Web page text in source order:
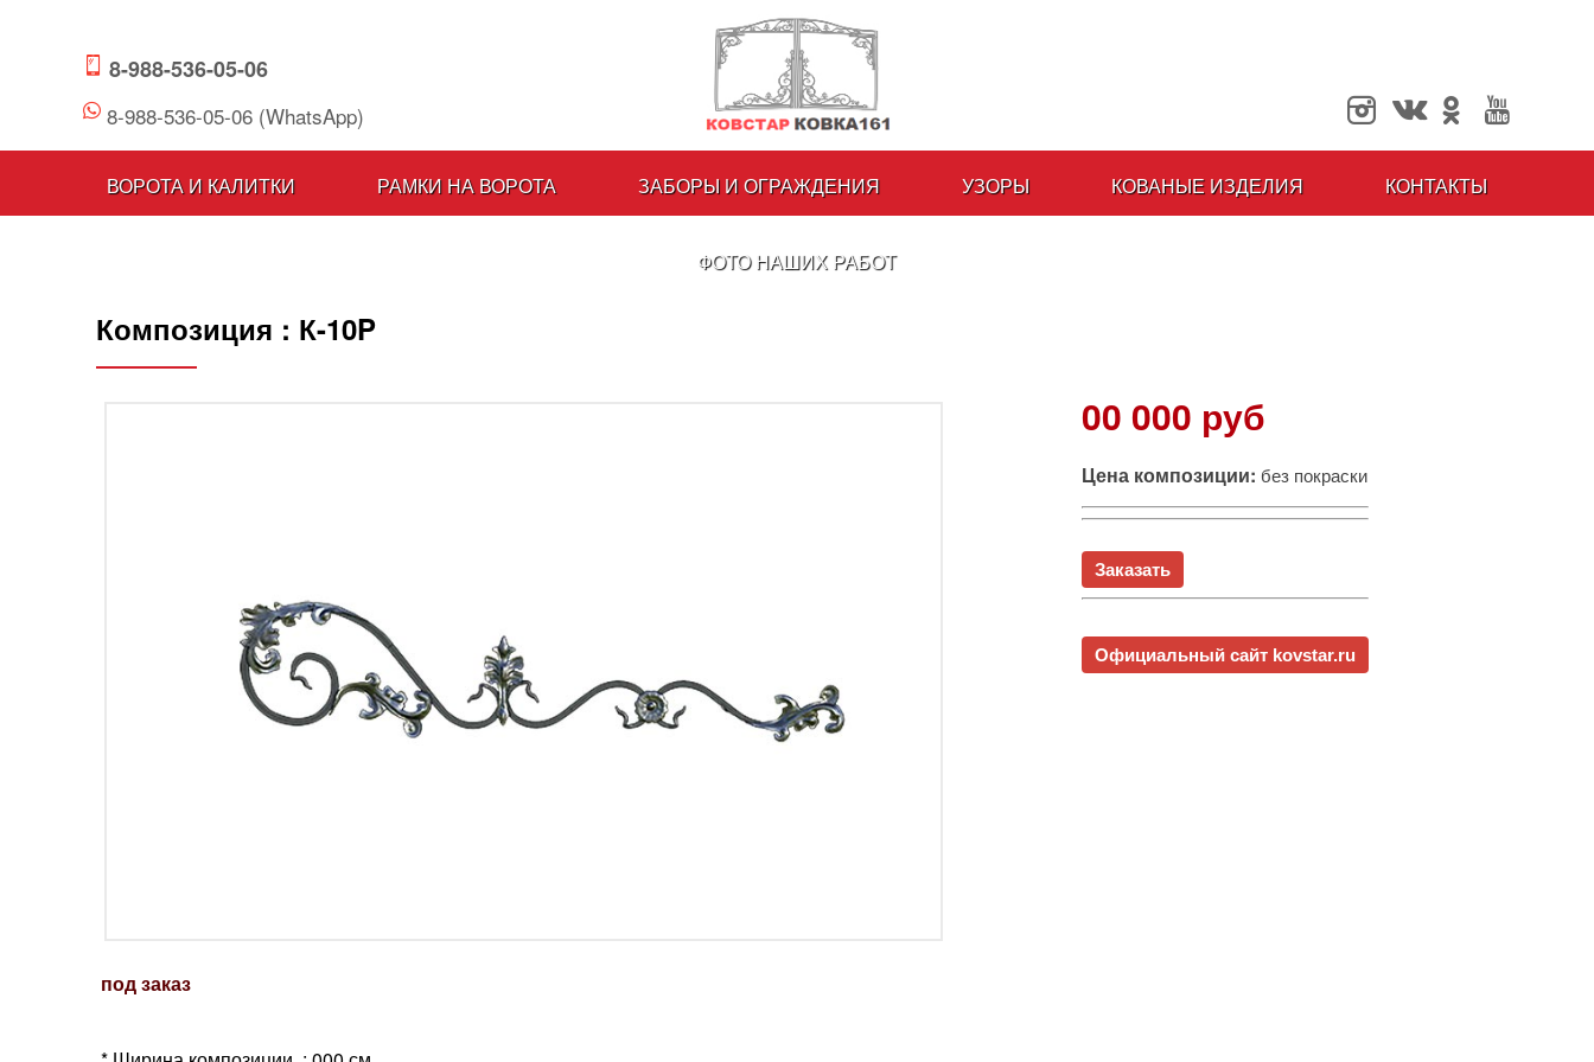
8-988-536-05-06
8-988-536-05-06 (WhatsApp)
ВОРОТА И КАЛИТКИ РАМКИ НА ВОРОТА ЗАБОРЫ И ОГРАЖДЕНИЯ УЗОРЫ КОВАНЫЕ ИЗДЕЛИЯ КОНТАКТЫ
ФОТО НАШИХ РАБОТ
Композиция : К-10P
под заказ
00 000 руб
Цена композиции: без покраски
Заказать
Официальный сайт kovstar.ru